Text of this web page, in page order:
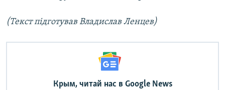
(Текст підготував Владислав Ленцев)
Крым, читай нас в Google News